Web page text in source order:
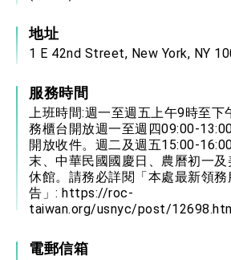
地址
1 E 42nd Street, New York, NY
服務時間
上班時間:週一至週五上午9時至下
務櫃台開放週一至週四09:00-
開放收件。週二及週五15:00-
末、中華民國國慶日、農曆初一及
休館。請務必詳閱「本處最新領
告」: https://roc-
taiwan.org/usnyc/post/
電郵信箱